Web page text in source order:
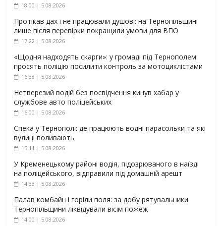
18:00 | 5.08.2026
Протікав дах і не працювали душові: на Тернопільщині
лише після перевірки покращили умови для ВПО
17:22 | 5.08.2026
«Щодня надходять скарги»: у громаді під Тернополем
просять поліцію посилити контроль за мотоциклістами
16:38 | 5.08.2026
Нетверезий водій без посвідчення кинув хабар у
службове авто поліцейських
16:00 | 5.08.2026
Спека у Тернополі: де працюють водні парасольки та які
вулиці поливають
15:11 | 5.08.2026
У Кременецькому районі водія, підозрюваного в наїзді
на поліцейського, відправили під домашній арешт
14:33 | 5.08.2026
Палав комбайн і горіли поля: за добу рятувальники
Тернопільщини ліквідували вісім пожеж
14:00 | 5.08.2026